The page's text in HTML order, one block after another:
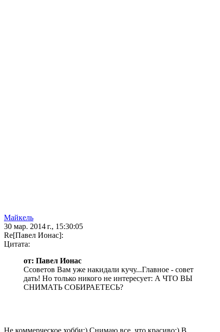
Майкель
30 мар. 2014 г., 15:30:05
Re[Павел Ионас]:
Цитата:
от: Павел Ионас
Cсоветов Вам уже накидали кучу...Главное - совет
дать! Но только никого не интересует: А ЧТО ВЫ
СНИМАТЬ СОБИРАЕТЕСЬ?